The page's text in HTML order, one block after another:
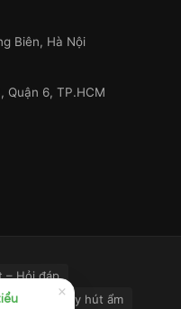
Biên, Hà Nội
Quận 6, TP.HCM
– Hỏi đáp
khí Máy hút ẩm
×